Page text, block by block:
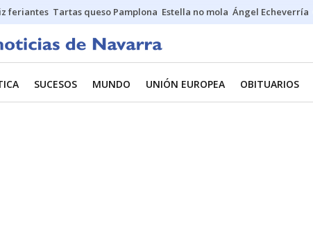
feriantes Tartas queso Pamplona Estella no mola Ángel Echeverría
SUCESOS MUNDO UNIÓN EUROPEA OBITUARIOS